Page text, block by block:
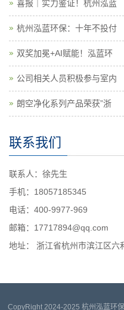
喜报｜实力鉴证！杭州泓蓝
杭州泓蓝环保：十年不投付
双奖加冕+AI赋能！泓蓝环
公司相关人员积极参与室内
朗空净化系列产品荣获”浙
联系我们
联系人：徐先生
手机：18057185345
电话：400-9977-969
邮箱：17717894@qq.com
地址： 浙江省杭州市滨江区六
CopyRight 2024-2025 杭州泓蓝环